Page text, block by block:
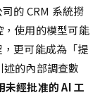
的 CRM 系統撈
使用的模型可能
更可能成為「提
的內部調查數
經批准的 AI 工